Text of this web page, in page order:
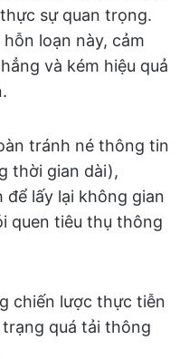
sự quan trọng.
loạn này, cảm
và kém hiệu quả
tránh né thông tin
thời gian dài),
lấy lại không gian
quen tiêu thụ thông
chiến lược thực tiễn
quá tải thông